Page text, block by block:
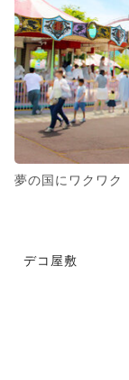
夢の国にワクワク
デコ屋敷